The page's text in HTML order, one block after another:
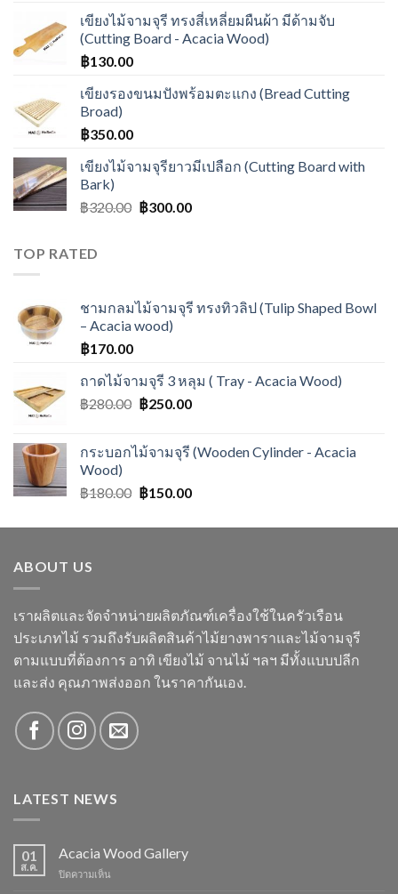
เขียงไม้จามจุรี ทรงสี่เหลี่ยมผืนผ้า มีด้ามจับ
(Cutting Board - Acacia Wood)
฿130.00
เขียงรองขนมปังพร้อมตะแกง (Bread Cutting
Broad)
฿350.00
เขียงไม้จามจุรียาวมีเปลือก (Cutting Board with
Bark)
฿320.00 ฿300.00
TOP RATED
ชามกลมไม้จามจุรี ทรงทิวลิป (Tulip Shaped Bowl
– Acacia wood)
฿170.00
ถาดไม้จามจุรี 3 หลุม ( Tray - Acacia Wood)
฿280.00 ฿250.00
กระบอกไม้จามจุรี (Wooden Cylinder - Acacia
Wood)
฿180.00 ฿150.00
ABOUT US
เราผลิตและจัดจำหน่ายผลิตภัณฑ์เครื่องใช้ในครัวเรือน
ประเภทไม้ รวมถึงรับผลิตสินค้าไม้ยางพาราและไม้จามจุรี
ตามแบบที่ต้องการ อาทิ เขียงไม้ จานไม้ ฯลฯ มีทั้งแบบปลีก
และส่ง คุณภาพส่งออก ในราคากันเอง.
LATEST NEWS
01
ส.ค.
Acacia Wood Gallery
ปิดความเห็น